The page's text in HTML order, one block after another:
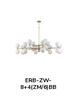
ERB-ZW-
8+4(ZM/6)BB